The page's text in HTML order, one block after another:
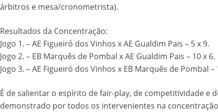
árbitros e mesa/cronometrista).
Resultados da Concentração:
Jogo 1. – AE Figueiró dos Vinhos x AE Gualdim Pais – 5 x 9.
Jogo 2. – EB Marquês de Pombal x AE Gualdim Pais – 10 x 6.
Jogo 3. – AE Figueiró dos Vinhos x EB Marquês de Pombal –
É de salientar o espírito de fair-play, de competitividade e
demonstrado por todos os intervenientes na